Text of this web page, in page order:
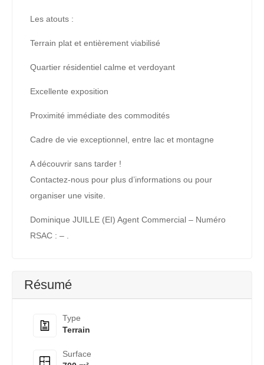
Les atouts :
Terrain plat et entièrement viabilisé
Quartier résidentiel calme et verdoyant
Excellente exposition
Proximité immédiate des commodités
Cadre de vie exceptionnel, entre lac et montagne
A découvrir sans tarder !
Contactez-nous pour plus d’informations ou pour
organiser une visite.
Dominique JUILLE (EI) Agent Commercial – Numéro
RSAC : – .
Résumé
Type
Terrain
Surface